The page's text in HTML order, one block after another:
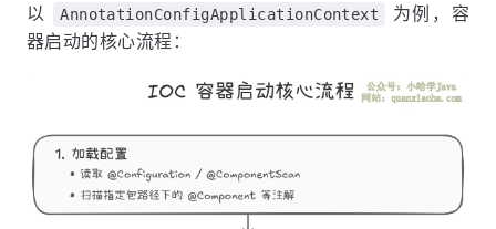
以 AnnotationConfigApplicationContext
为例，容
器启动的核心流程：